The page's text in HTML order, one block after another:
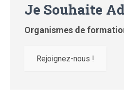
Je Souhaite
Organismes de
Rejoignez-nous !